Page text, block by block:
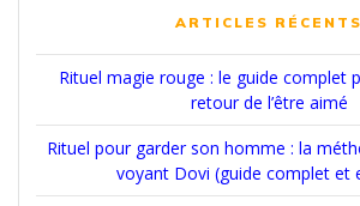
ARTICLES RÉCENTS
Rituel magie rouge : le guide complet
retour de l’être aimé
Rituel pour garder son homme : la
voyant Dovi (guide complet et